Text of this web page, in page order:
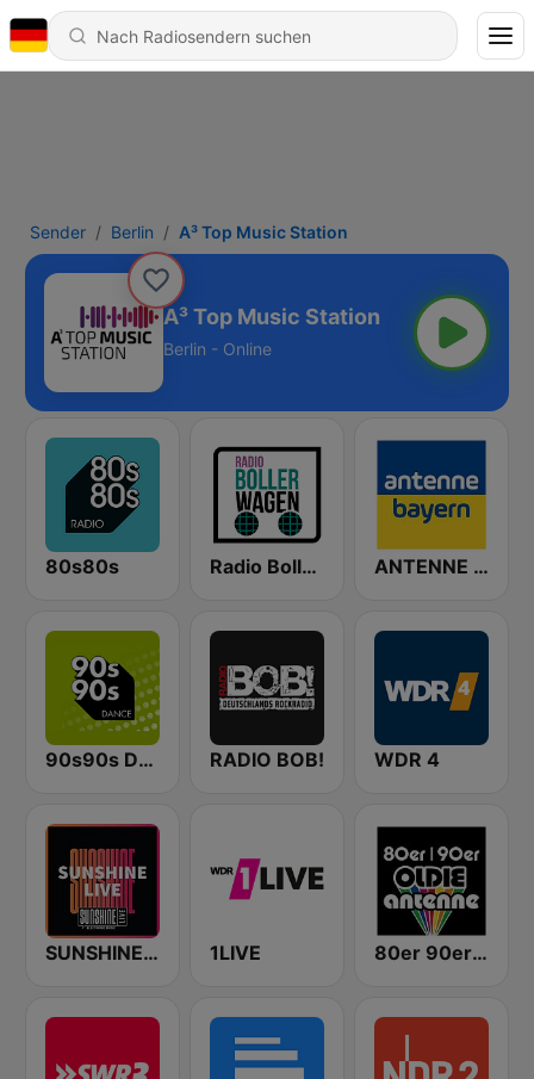
Sender Berlin A³ Top Music Station
A³ Top Music Station
Berlin - Online
80s80s Radio Bollerwagen ANTENNE BAYERN
90s90s Dance RADIO BOB! WDR 4
SUNSHINE LIVE 1LIVE 80er 90er OLDIE ANTENNE